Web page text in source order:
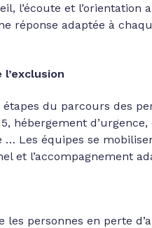
l’écoute et
réponse adaptée à
du parcours des
hébergement
… Les équipes se
et l’accompagnement
les personnes en perte